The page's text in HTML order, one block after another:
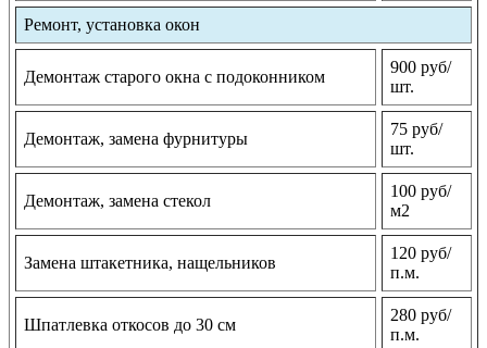
Ремонт, установка окон
Демонтаж старого окна с подоконником
900 руб/
шт.
Демонтаж, замена фурнитуры
75 руб/
шт.
Демонтаж, замена стекол
100 руб/
м2
Замена штакетника, нащельников
120 руб/
п.м.
Шпатлевка откосов до 30 см
280 руб/
п.м.